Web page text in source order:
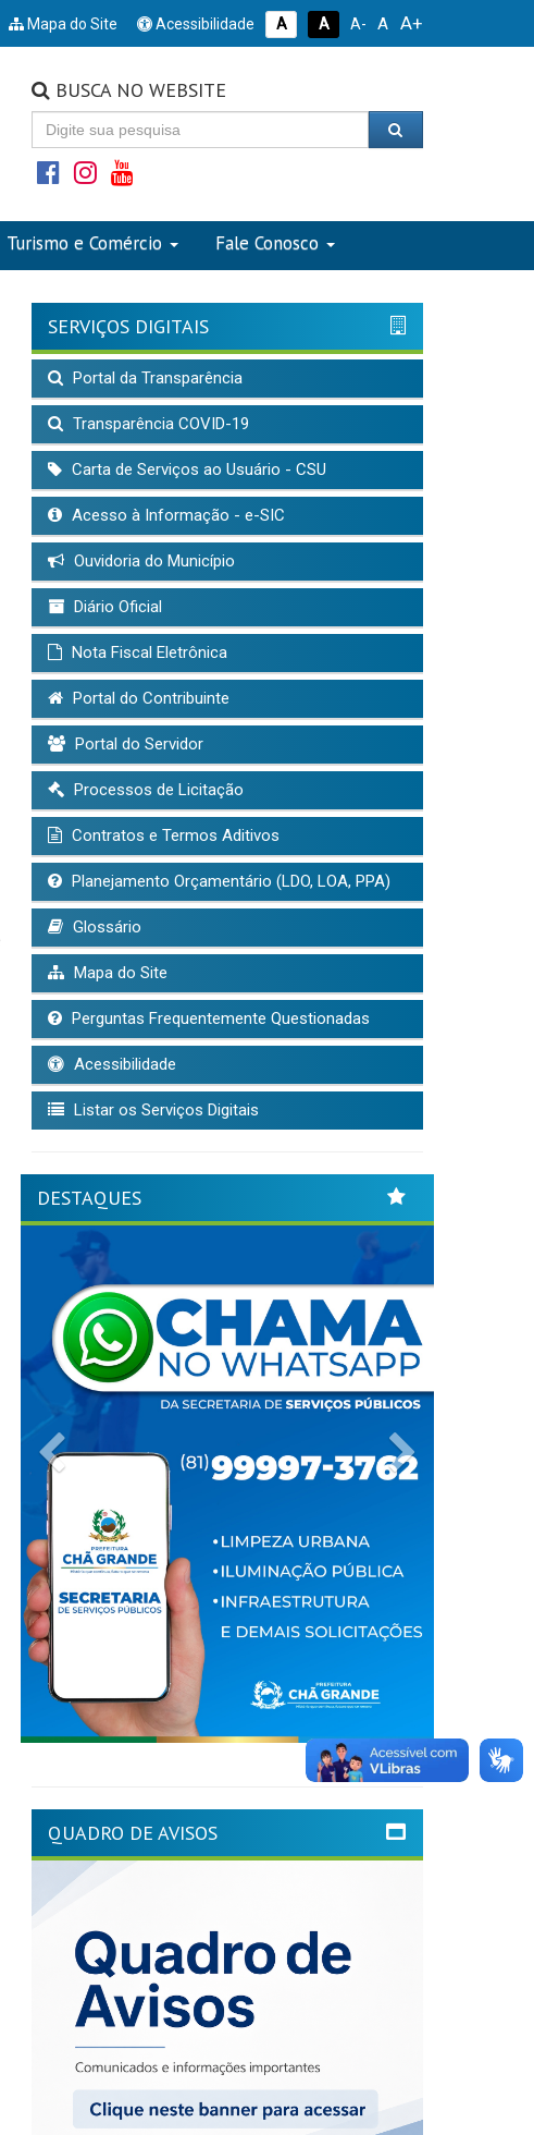
Mapa do Site Acessibilidade A A A- A A+
BUSCA NO WEBSITE
Turismo e Comércio Fale Conosco
SERVIÇOS DIGITAIS
Portal da Transparência
Transparência COVID-19
Carta de Serviços ao Usuário - CSU
Acesso à Informação - e-SIC
Ouvidoria do Município
Diário Oficial
Nota Fiscal Eletrônica
Portal do Contribuinte
Portal do Servidor
Processos de Licitação
Contratos e Termos Aditivos
Planejamento Orçamentário (LDO, LOA, PPA)
Glossário
Mapa do Site
Perguntas Frequentemente Questionadas
Acessibilidade
Listar os Serviços Digitais
DESTAQUES
Previous
QUADRO DE AVISOS